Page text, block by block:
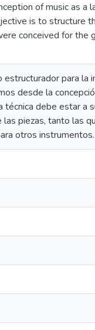
of music as a
is to structure
conceived for the
para
desde la
técnica debe estar a
piezas, tanto las
otros instrumentos.